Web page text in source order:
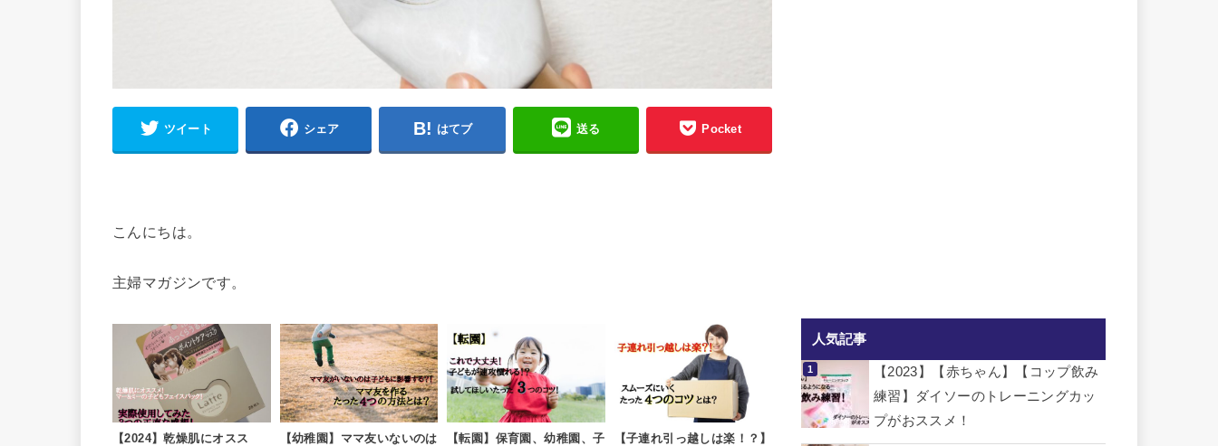
ツイート シェア はてブ 送る Pocket
こんにちは。
主婦マガジンです。
【2024】乾燥肌にオスス
【幼稚園】ママ友いないのは
【転園】保育園、幼稚園、子
【子連れ引っ越しは楽！？】
人気記事
【2023】【赤ちゃん】【コップ飲み
練習】ダイソーのトレーニングカッ
プがおススメ！